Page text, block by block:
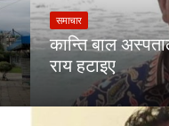
समाचार
कान्ति बाल
राय हटाइए